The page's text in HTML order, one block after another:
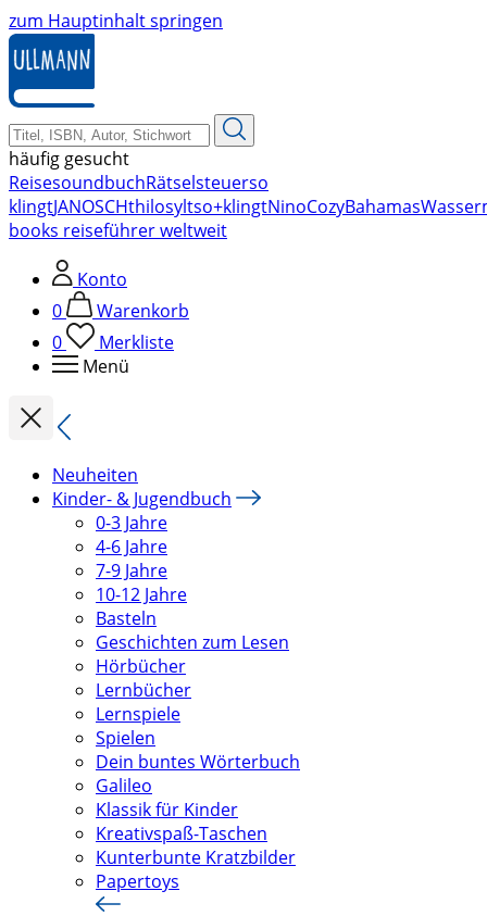
zum Hauptinhalt springen
häufig gesucht
ReisesoundbuchRätselsteuerso
klingtJANOSCHthilosyltso+klingtNinoCozyBahamas
books reiseführer weltweit
Konto
0
Warenkorb
0
Merkliste
Menü
Neuheiten
Kinder- & Jugendbuch
0-3 Jahre
4-6 Jahre
7-9 Jahre
10-12 Jahre
Basteln
Geschichten zum Lesen
Hörbücher
Lernbücher
Lernspiele
Spielen
Dein buntes Wörterbuch
Galileo
Klassik für Kinder
Kreativspaß-Taschen
Kunterbunte Kratzbilder
Papertoys